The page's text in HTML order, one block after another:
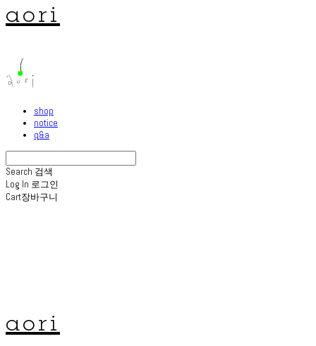
aori
shop
notice
q&a
Search 검색
Log In 로그인
Cart장바구니
aori